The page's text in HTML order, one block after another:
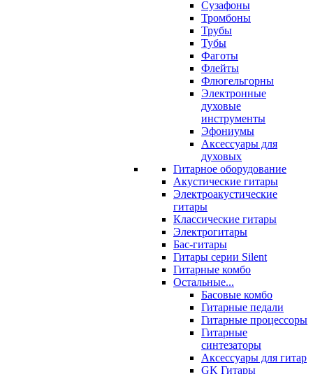
Сузафоны
Тромбоны
Трубы
Тубы
Фаготы
Флейты
Флюгельгорны
Электронные
духовые
инструменты
Эфониумы
Аксессуары для
духовых
Гитарное оборудование
Акустические гитары
Электроакустические
гитары
Классические гитары
Электрогитары
Бас-гитары
Гитары серии Silent
Гитарные комбо
Остальные...
Басовые комбо
Гитарные педали
Гитарные процессоры
Гитарные
синтезаторы
Аксессуары для гитар
GK Гитары